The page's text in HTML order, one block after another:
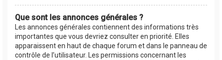
Que sont les annonces générales ?
Les annonces générales contiennent des informations très
importantes que vous devriez consulter en priorité. Elles
apparaissent en haut de chaque forum et dans le panneau de
contrôle de l’utilisateur. Les permissions concernant les